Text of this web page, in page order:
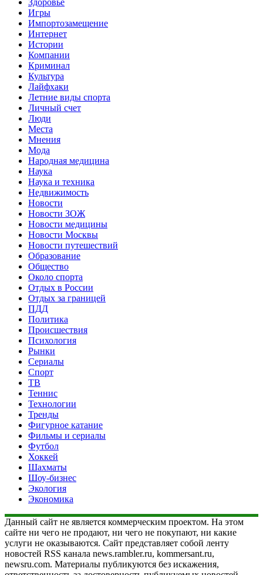
Игры
Импортозамещение
Интернет
Истории
Компании
Криминал
Культура
Лайфхаки
Летние виды спорта
Личный счет
Люди
Места
Мнения
Мода
Народная медицина
Наука
Наука и техника
Недвижимость
Новости
Новости ЗОЖ
Новости медицины
Новости Москвы
Новости путешествий
Образование
Общество
Около спорта
Отдых в России
Отдых за границей
ПДД
Политика
Происшествия
Психология
Рынки
Сериалы
Спорт
ТВ
Теннис
Технологии
Тренды
Фигурное катание
Фильмы и сериалы
Футбол
Хоккей
Шахматы
Шоу-бизнес
Экология
Экономика
Данный сайт не является коммерческим проектом. На этом
сайте ни чего не продают, ни чего не покупают, ни какие
услуги не оказываются. Сайт представляет собой ленту
новостей RSS канала news.rambler.ru, kommersant.ru,
newsru.com. Материалы публикуются без искажения,